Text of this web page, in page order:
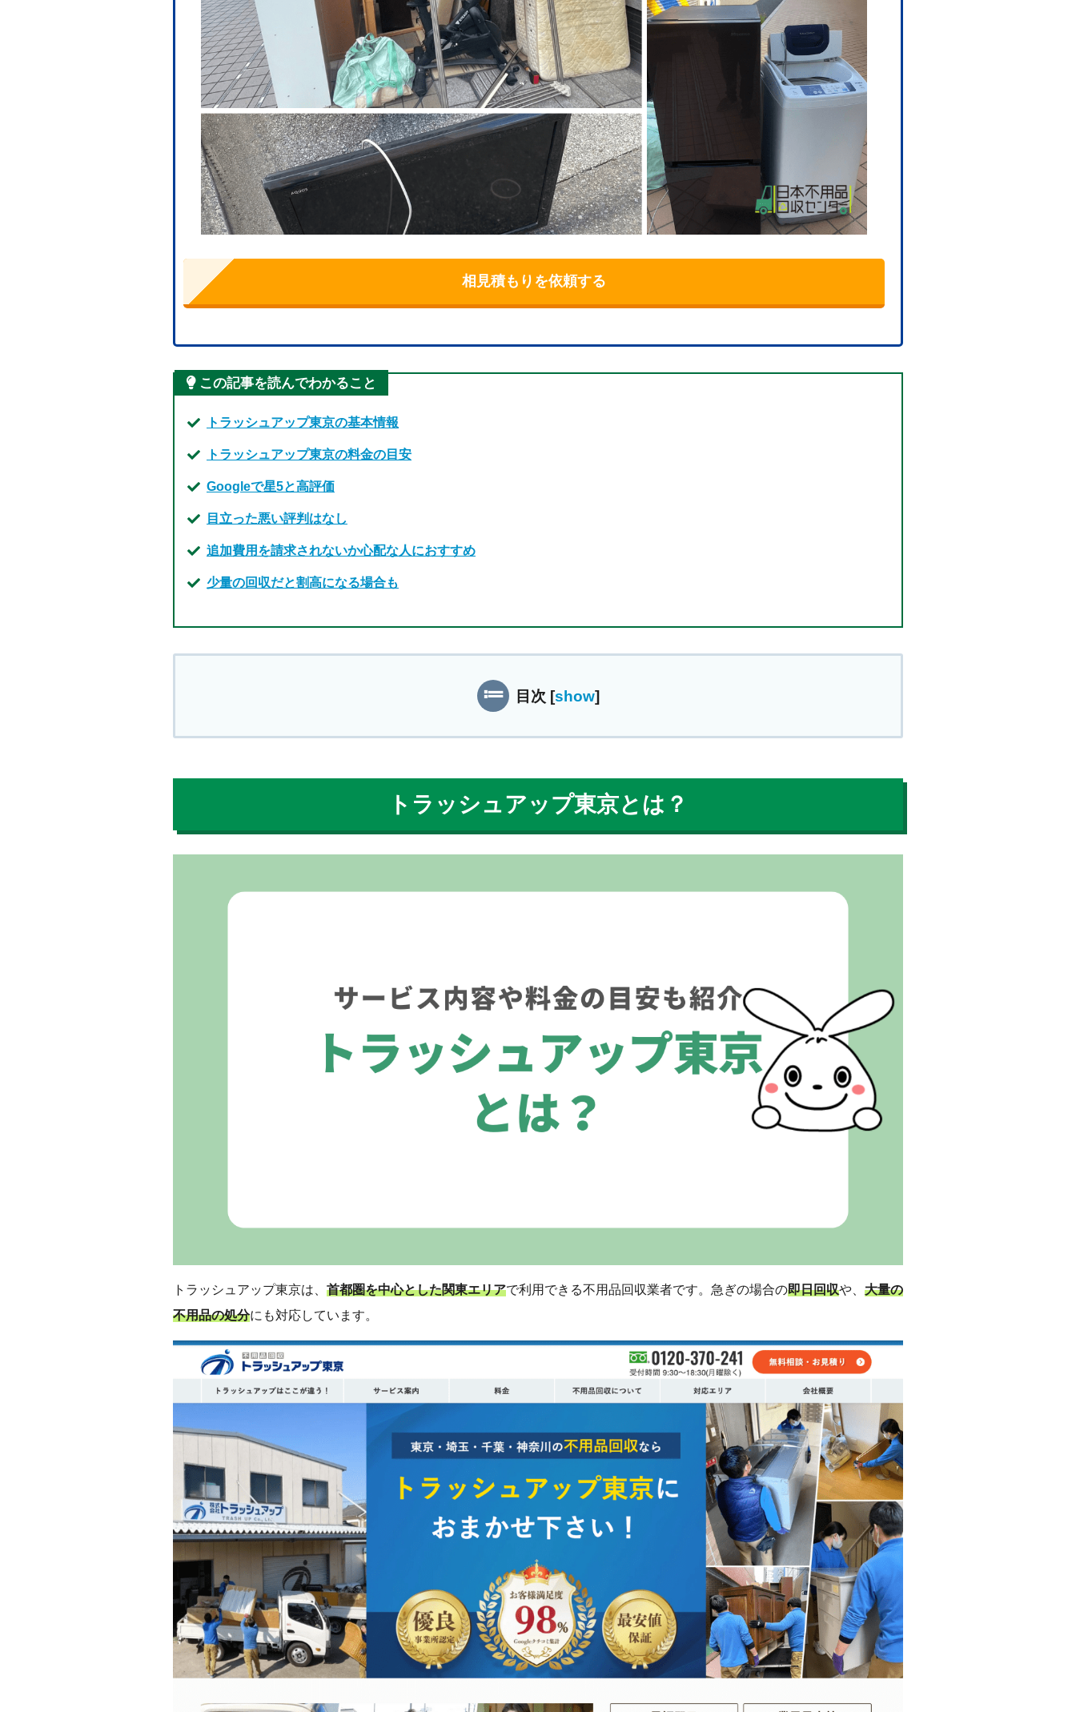
相見積もりを依頼する
この記事を読んでわかること
トラッシュアップ東京の基本情報
トラッシュアップ東京の料金の目安
Googleで星5と高評価
目立った悪い評判はなし
追加費用を請求されないか心配な人におすすめ
少量の回収だと割高になる場合も
目次 [show]
トラッシュアップ東京とは？
トラッシュアップ東京は、 首都圏を中心とした関東エリアで利用できる不用品回収業者です。急ぎの場合の即日回収や、 大量の
不用品の処分にも対応しています。